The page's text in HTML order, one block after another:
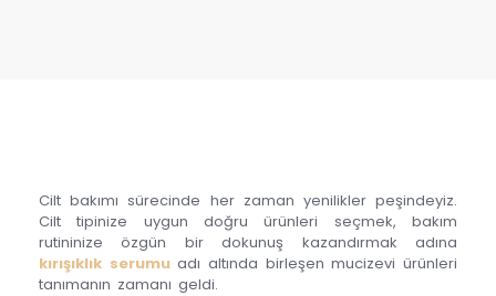
Cilt bakımı sürecinde her zaman yenilikler peşindeyiz.
Cilt tipinize uygun doğru ürünleri seçmek, bakım
rutininize özgün bir dokunuş kazandırmak adına
kırışıklık serumuadı altında birleşen mucizevi ürünleri
tanımanın zamanı geldi.